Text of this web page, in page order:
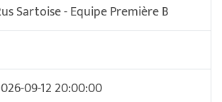
Sartoise - Equipe Première B
09-12 20:00:00